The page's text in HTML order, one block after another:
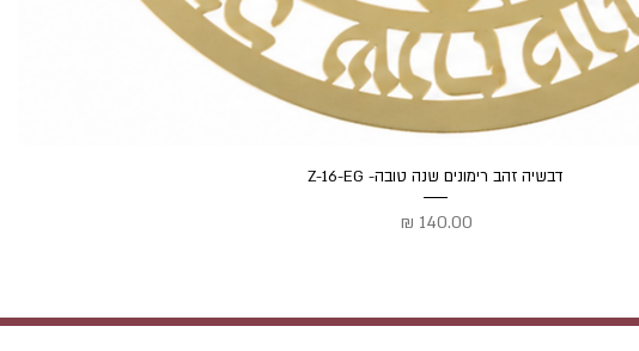
תצוגה מהירה
דבשיה זהב רימונים שנה טובה- Z-16-EG
מחיר